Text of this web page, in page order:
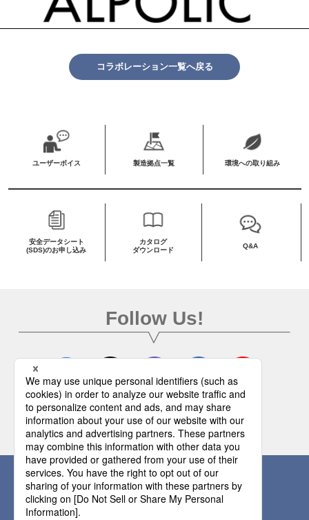
コラボレーション一覧へ戻る
ユーザーボイス 製造拠点一覧 環境への取り組み
安全データシート
(SDS)のお申し込み
カタログ
ダウンロード
Q&A
Follow Us!
公式SNSのご紹介へ
お問い合わせはこちらから